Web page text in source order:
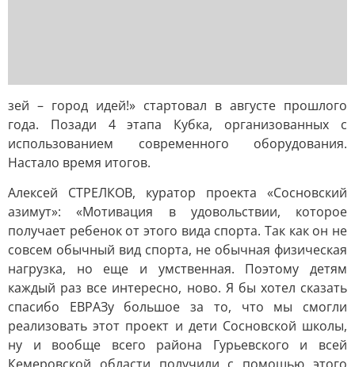
зей – город идей!» стартовал в августе прошлого
года. Позади 4 этапа Кубка, организованных с
использованием современного оборудования.
Настало время итогов.
Алексей СТРЕЛКОВ, куратор проекта «Сосновский
азимут»: «Мотивация в удовольствии, которое
получает ребенок от этого вида спорта. Так как он не
совсем обычный вид спорта, не обычная физическая
нагрузка, но еще и умственная. Поэтому детям
каждый раз все интересно, ново. Я бы хотел сказать
спасибо ЕВРАЗу большое за то, что мы смогли
реализовать этот проект и дети Сосновской школы,
ну и вообще всего района Гурьевского и всей